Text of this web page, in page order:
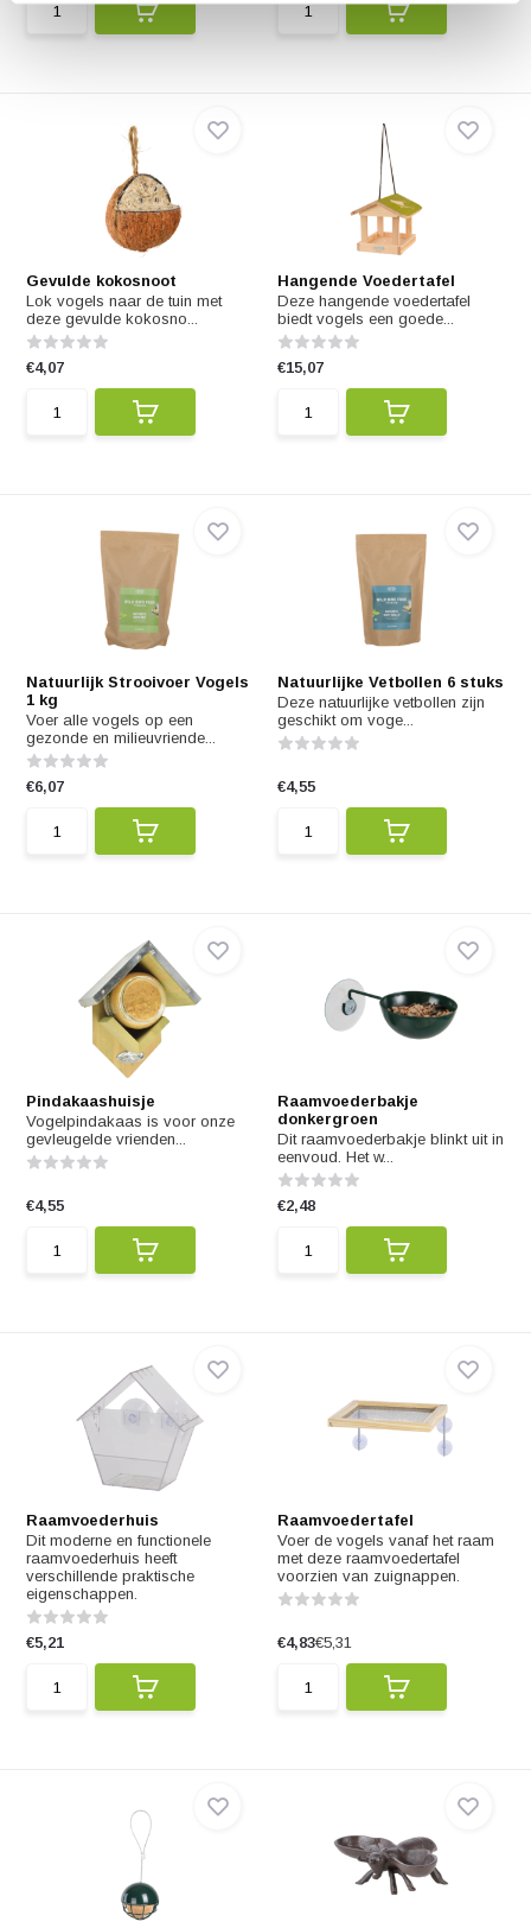
Gevulde kokosnoot
Lok vogels naar de tuin met
deze gevulde kokosno...
€4,07
Hangende Voedertafel
Deze hangende voedertafel
biedt vogels een goede...
€15,07
Natuurlijk Strooivoer Vogels
1 kg
Voer alle vogels op een
gezonde en milieuvriende...
€6,07
Natuurlijke Vetbollen 6 stuks
Deze natuurlijke vetbollen zijn
geschikt om voge...
€4,55
Pindakaashuisje
Vogelpindakaas is voor onze
gevleugelde vrienden...
€4,55
Raamvoederbakje
donkergroen
Dit raamvoederbakje blinkt uit in
eenvoud. Het w...
€2,48
Raamvoederhuis
Dit moderne en functionele
raamvoederhuis heeft
verschillende praktische
eigenschappen.
€5,21
Raamvoedertafel
Voer de vogels vanaf het raam
met deze raamvoedertafel
voorzien van zuignappen.
€4,83€5,31